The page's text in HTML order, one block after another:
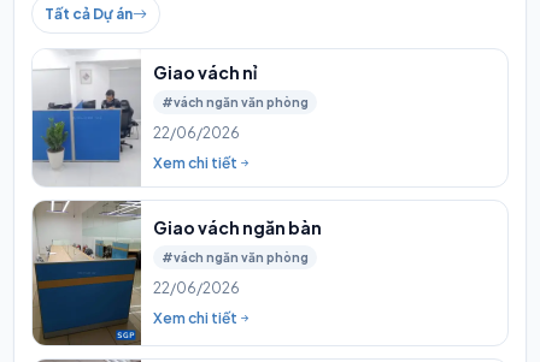
Tất cả Dự án
Giao vách nỉ
#vách ngăn văn phòng
22/06/2026
Xem chi tiết
Giao vách ngăn bàn
#vách ngăn văn phòng
22/06/2026
Xem chi tiết